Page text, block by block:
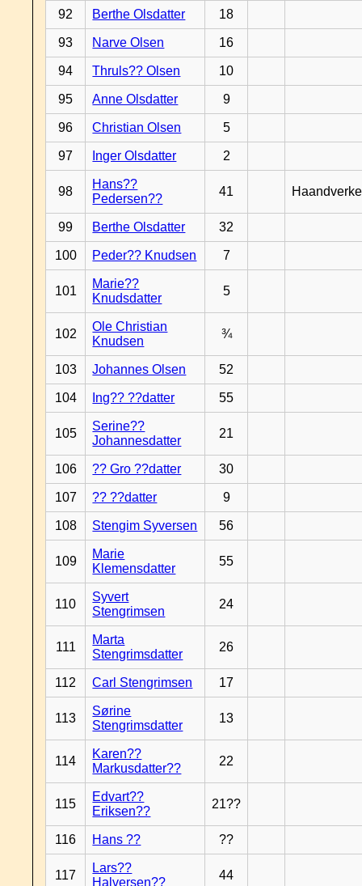
92 Berthe Olsdatter 18
93 Narve Olsen 16
94 Thruls?? Olsen 10
95 Anne Olsdatter 9
96 Christian Olsen 5
97 Inger Olsdatter 2
98
Hans??
Pedersen??
41
99 Berthe Olsdatter 32
100 Peder?? Knudsen 7
101
Marie??
Knudsdatter
5
102
Ole Christian
Knudsen
¾
103 Johannes Olsen 52
104 Ing?? ??datter 55
105
Serine??
Johannesdatter
21
106 ?? Gro ??datter 30
107 ?? ??datter 9
108 Stengim Syversen 56
109
Marie
Klemensdatter
55
110
Syvert
Stengrimsen
24
111
Marta
Stengrimsdatter
26
112 Carl Stengrimsen 17
113
Sørine
Stengrimsdatter
13
114
Karen??
Markusdatter??
22
115
Edvart??
Eriksen??
21??
116 Hans ?? ??
117
Lars??
Halversen??
44